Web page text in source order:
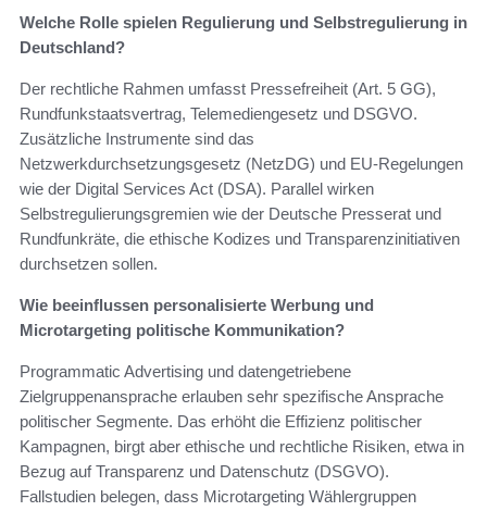
Welche Rolle spielen Regulierung und Selbstregulierung in
Deutschland?
Der rechtliche Rahmen umfasst Pressefreiheit (Art. 5 GG),
Rundfunkstaatsvertrag, Telemediengesetz und DSGVO.
Zusätzliche Instrumente sind das
Netzwerkdurchsetzungsgesetz (NetzDG) und EU-Regelungen
wie der Digital Services Act (DSA). Parallel wirken
Selbstregulierungsgremien wie der Deutsche Presserat und
Rundfunkräte, die ethische Kodizes und Transparenzinitiativen
durchsetzen sollen.
Wie beeinflussen personalisierte Werbung und
Microtargeting politische Kommunikation?
Programmatic Advertising und datengetriebene
Zielgruppenansprache erlauben sehr spezifische Ansprache
politischer Segmente. Das erhöht die Effizienz politischer
Kampagnen, birgt aber ethische und rechtliche Risiken, etwa in
Bezug auf Transparenz und Datenschutz (DSGVO).
Fallstudien belegen, dass Microtargeting Wählergruppen